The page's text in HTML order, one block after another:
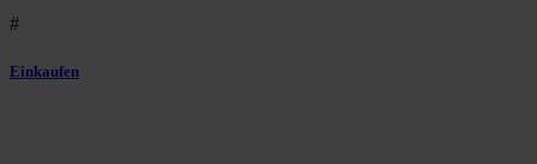
#
Einkaufen